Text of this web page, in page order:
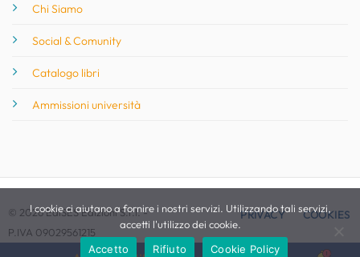
Chi Siamo
Social & Comunity
Catalogo libri
Ammissioni università
© 2026 EdiSES Edizioni S.r.l. -
P.IVA 09029561215
PRIVACY COOKIES
I cookie ci aiutano a fornire i nostri servizi. Utilizzando tali servizi,
accetti l'utilizzo dei cookie.
Accetto
Rifiuto Cookie Policy